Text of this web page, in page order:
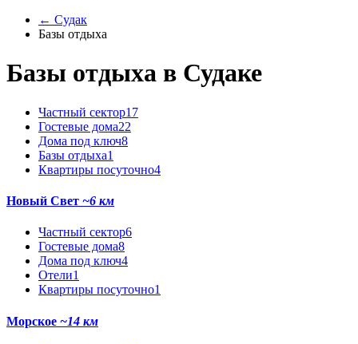
← Судак
Базы отдыха
Базы отдыха в Судаке
Частный сектор17
Гостевые дома22
Дома под ключ8
Базы отдыха1
Квартиры посуточно4
Новый Свет ~6 км
Частный сектор6
Гостевые дома8
Дома под ключ4
Отели1
Квартиры посуточно1
Морское ~14 км